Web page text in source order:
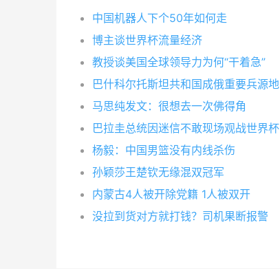
中国机器人下个50年如何走
博主谈世界杯流量经济
教授谈美国全球领导力为何“干着急”
巴什科尔托斯坦共和国成俄重要兵源地
马思纯发文：很想去一次佛得角
巴拉圭总统因迷信不敢现场观战世界杯
杨毅：中国男篮没有内线杀伤
孙颖莎王楚钦无缘混双冠军
内蒙古4人被开除党籍 1人被双开
没拉到货对方就打钱？司机果断报警